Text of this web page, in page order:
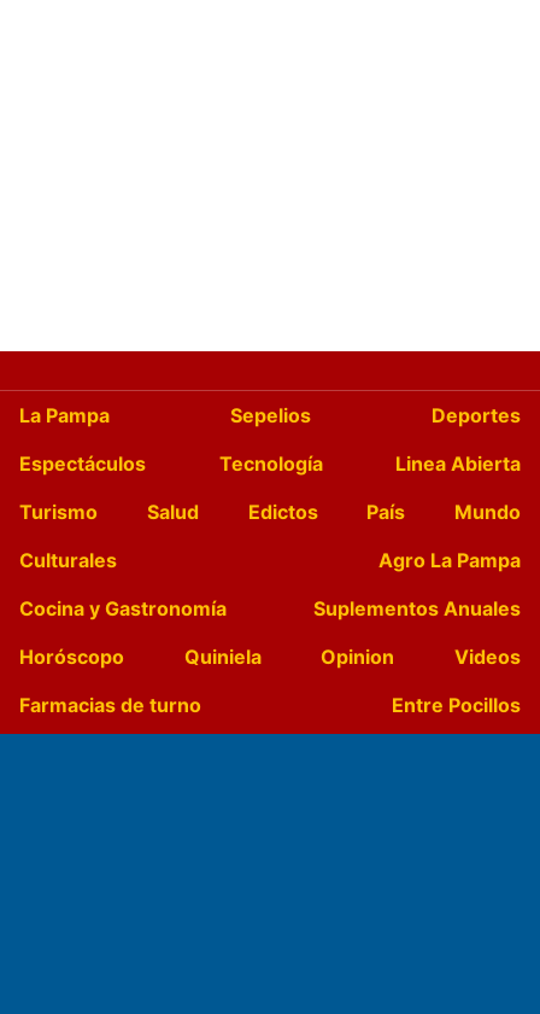
La Pampa Sepelios
Deportes
Espectáculos
Tecnología
Linea Abierta
Turismo
Salud Edictos País
Mundo
Culturales
Agro La Pampa
Cocina y Gastronomía
Suplementos Anuales
Horóscopo
Quiniela Opinion
Videos
Farmacias de turno
Entre Pocillos